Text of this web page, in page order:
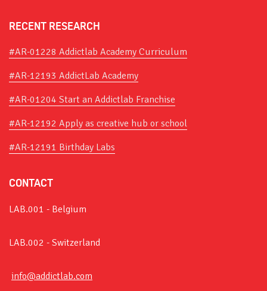
RECENT RESEARCH
#AR-01228 Addictlab Academy Curriculum
#AR-12193 AddictLab Academy
#AR-01204 Start an Addictlab Franchise
#AR-12192 Apply as creative hub or school
#AR-12191 Birthday Labs
CONTACT
LAB.001 - Belgium
LAB.002 - Switzerland
info@addictlab.com